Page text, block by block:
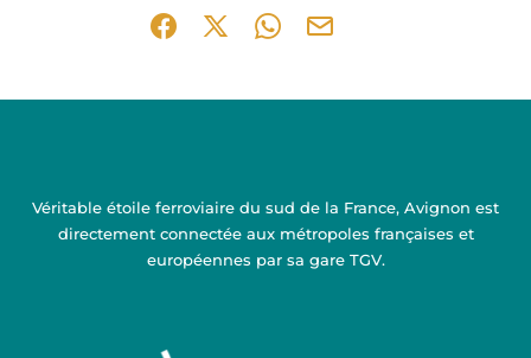
Partager sur Facebook (nouvelle fenêtre)
Partager sur X / Twitter (nouvelle
Partager sur WhatsApp
Partager par mail
Véritable étoile ferroviaire du sud de la France, Avignon est
directement connectée aux métropoles françaises et
européennes par sa gare TGV.